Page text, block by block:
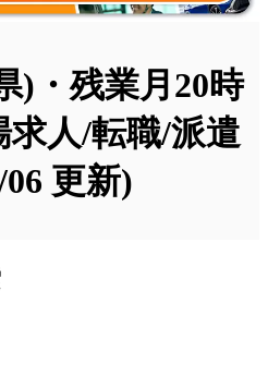
)・残業月20時
求人/転職/派遣
06 更新)